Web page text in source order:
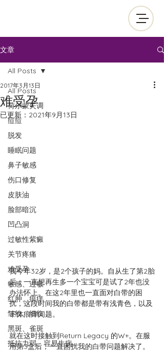
文章
All Posts
荷尔蒙失调
痘痘
脱发
睡眠问题
鼻子敏感
伤口修复
皮肤油
脸部暗沉
凹凸洞
过敏性紫癜
关节疼痛
难受孕
敏感、过敏
红肿、痕痒
皱纹、细纹
黑斑、雀斑
抵抗力弱、容易生病
All Posts
难受孕
2017年3月13日
已更新： 2021年9月13日
我今年32岁，是2个孩子的妈。自从生了第2胎
后，一直想再生多一个宝宝可是试了2年也没
办法怀上。在这2年里也一直面对白带的困
扰，这段时间我的白带都是带有浅青色，以及
下体痕痒问题。
就在这时接触到Return Legacy 的W+。在服
用第3盒后，一直困扰我的白带问题解决了。